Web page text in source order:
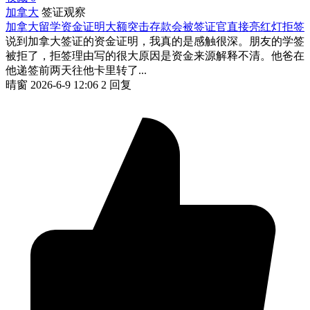
加拿大 签证观察
加拿大留学资金证明大额突击存款会被签证官直接亮红灯拒签
说到加拿大签证的资金证明，我真的是感触很深。朋友的学签
被拒了，拒签理由写的很大原因是资金来源解释不清。他爸在
他递签前两天往他卡里转了...
晴窗 2026-6-9 12:06 2 回复